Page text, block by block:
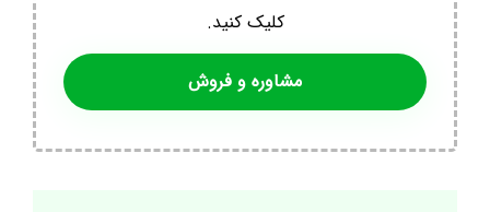
کلیک کنید.
مشاوره و فروش